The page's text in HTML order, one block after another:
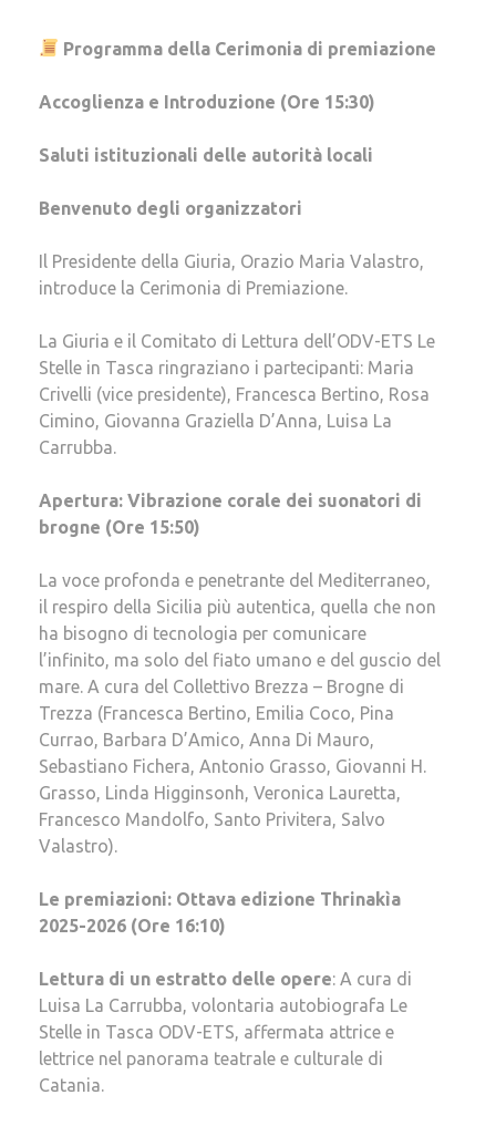
Programma della Cerimonia di premiazione
Accoglienza e Introduzione (Ore 15:30)
Saluti istituzionali delle autorità locali
Benvenuto degli organizzatori
Il Presidente della Giuria, Orazio Maria Valastro,
introduce la Cerimonia di Premiazione.
La Giuria e il Comitato di Lettura dell’ODV-ETS Le
Stelle in Tasca ringraziano i partecipanti: Maria
Crivelli (vice presidente), Francesca Bertino, Rosa
Cimino, Giovanna Graziella D’Anna, Luisa La
Carrubba.
Apertura: Vibrazione corale dei suonatori di
brogne (Ore 15:50)
La voce profonda e penetrante del Mediterraneo,
il respiro della Sicilia più autentica, quella che non
ha bisogno di tecnologia per comunicare
l’infinito, ma solo del fiato umano e del guscio del
mare. A cura del Collettivo Brezza – Brogne di
Trezza (Francesca Bertino, Emilia Coco, Pina
Currao, Barbara D’Amico, Anna Di Mauro,
Sebastiano Fichera, Antonio Grasso, Giovanni H.
Grasso, Linda Higginsonh, Veronica Lauretta,
Francesco Mandolfo, Santo Privitera, Salvo
Valastro).
Le premiazioni: Ottava edizione Thrinakìa
2025-2026 (Ore 16:10)
Lettura di un estratto delle opere: A cura di
Luisa La Carrubba, volontaria autobiografa Le
Stelle in Tasca ODV-ETS, affermata attrice e
lettrice nel panorama teatrale e culturale di
Catania.